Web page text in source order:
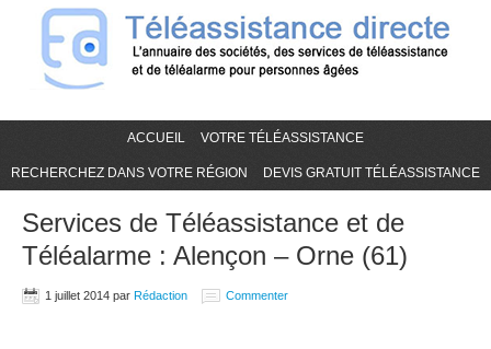
ACCUEIL VOTRE TÉLÉASSISTANCE
RECHERCHEZ DANS VOTRE RÉGION DEVIS GRATUIT TÉLÉASSISTANCE
Services de Téléassistance et de
Téléalarme : Alençon – Orne (61)
1 juillet 2014 par Rédaction Commenter